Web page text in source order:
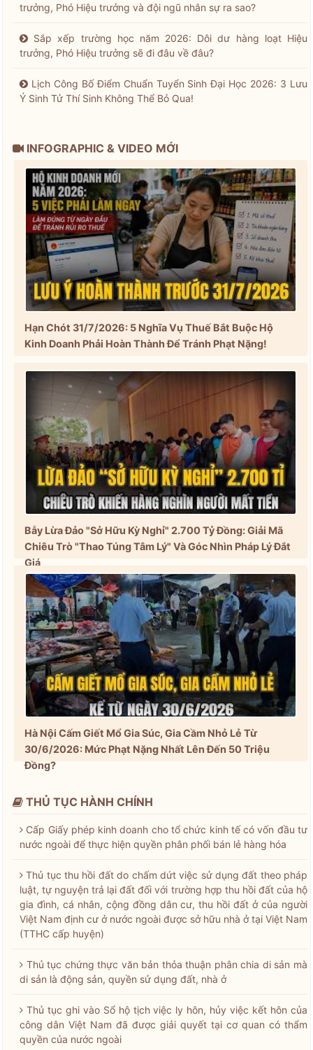
trưởng, Phó Hiệu trưởng và đội ngũ nhân sự ra sao?
Sắp xếp trường học năm 2026: Dôi dư hàng loạt Hiệu
trưởng, Phó Hiệu trưởng sẽ đi đâu về đâu?
Lịch Công Bố Điểm Chuẩn Tuyển Sinh Đại Học 2026: 3 Lưu
Ý Sinh Tử Thí Sinh Không Thể Bỏ Qua!
INFOGRAPHIC & VIDEO MỚI
Hạn Chót 31/7/2026: 5 Nghĩa Vụ Thuế Bắt Buộc Hộ
Kinh Doanh Phải Hoàn Thành Để Tránh Phạt Nặng!
Bẫy Lừa Đảo "Sở Hữu Kỳ Nghỉ" 2.700 Tỷ Đồng: Giải Mã
Chiêu Trò "Thao Túng Tâm Lý" Và Góc Nhìn Pháp Lý Đắt
Giá
Hà Nội Cấm Giết Mổ Gia Súc, Gia Cầm Nhỏ Lẻ Từ
30/6/2026: Mức Phạt Nặng Nhất Lên Đến 50 Triệu
Đồng?
THỦ TỤC HÀNH CHÍNH
Cấp Giấy phép kinh doanh cho tổ chức kinh tế có vốn đầu tư
nước ngoài để thực hiện quyền phân phối bán lẻ hàng hóa
Thủ tục thu hồi đất do chấm dứt việc sử dụng đất theo pháp
luật, tự nguyện trả lại đất đối với trường hợp thu hồi đất của hộ
gia đình, cá nhân, cộng đồng dân cư, thu hồi đất ở của người
Việt Nam định cư ở nước ngoài được sở hữu nhà ở tại Việt Nam
(TTHC cấp huyện)
Thủ tục chứng thực văn bản thỏa thuận phân chia di sản mà
di sản là động sản, quyền sử dụng đất, nhà ở
Thủ tục ghi vào Sổ hộ tịch việc ly hôn, hủy việc kết hôn của
công dân Việt Nam đã được giải quyết tại cơ quan có thẩm
quyền của nước ngoài